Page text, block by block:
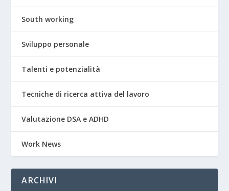
South working
Sviluppo personale
Talenti e potenzialità
Tecniche di ricerca attiva del lavoro
Valutazione DSA e ADHD
Work News
ARCHIVI